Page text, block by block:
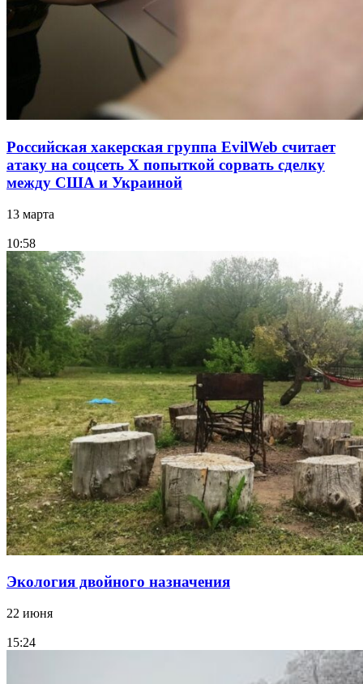
Российская хакерская группа EvilWeb считает
атаку на соцсеть Х попыткой сорвать сделку
между США и Украиной
13 марта
10:58
Экология двойного назначения
22 июня
15:24